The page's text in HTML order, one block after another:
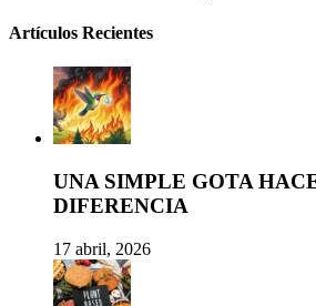
Artículos Recientes
UNA SIMPLE GOTA
DIFERENCIA
17 abril, 2026